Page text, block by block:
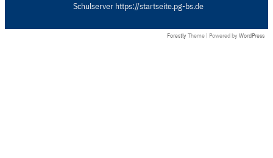
Schulserver https://startseite.pg-bs.de
Forestly Theme | Powered by WordPress